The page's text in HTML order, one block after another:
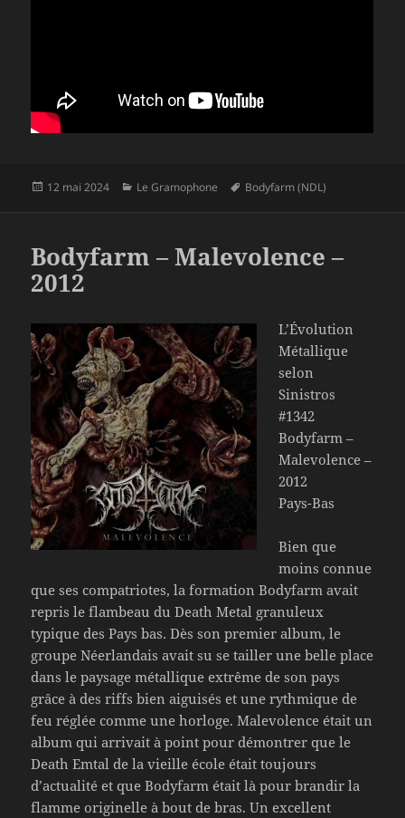
Publié
12 mai 2024 Catégories
Le Gramophone
Mots-
Bodyfarm (NDL)
Bodyfarm – Malevolence –
2012
L’Évolution
Métallique
selon
Sinistros
#1342
Bodyfarm –
Malevolence –
2012
Pays-Bas
Bien que
moins connue
que ses compatriotes, la formation Bodyfarm avait
repris le flambeau du Death Metal granuleux
typique des Pays bas. Dès son premier album, le
groupe Néerlandais avait su se tailler une belle place
dans le paysage métallique extrême de son pays
grâce à des riffs bien aiguisés et une rythmique de
feu réglée comme une horloge. Malevolence était un
album qui arrivait à point pour démontrer que le
Death Emtal de la vieille école était toujours
d’actualité et que Bodyfarm était là pour brandir la
flamme originelle à bout de bras. Un excellent